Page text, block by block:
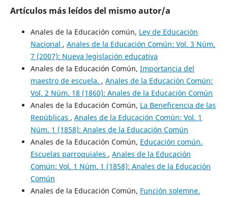
Artículos más leídos del mismo autor/a
Anales de la Educación común, Ley de Educación
Nacional , Anales de la Educación Común: Vol. 3 Núm.
7 (2007): Nueva legislación educativa
Anales de la Educación Común, Importancia del
maestro de escuela. , Anales de la Educación Común:
Vol. 2 Núm. 18 (1860): Anales de la Educación Común
Anales de la Educación Común, La Beneficencia de las
Repúblicas , Anales de la Educación Común: Vol. 1
Núm. 1 (1858): Anales de la Educación Común
Anales de la Educación Común, Educación común.
Escuelas parroquiales , Anales de la Educación
Común: Vol. 1 Núm. 1 (1858): Anales de la Educación
Común
Anales de la Educación Común, Función solemne.